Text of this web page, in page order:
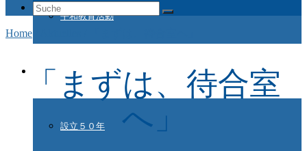
平和教育活動
ドイツ国際平和村とは
設立５０年
Suche
nach:
Home
「まずは、待合室
へ」